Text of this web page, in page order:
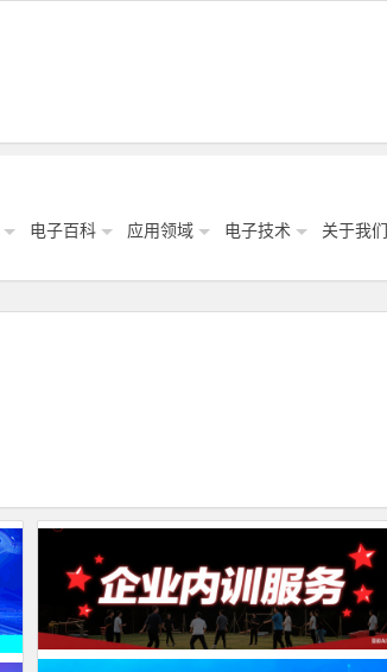
电子百科 应用领域 电子技术 关于我们